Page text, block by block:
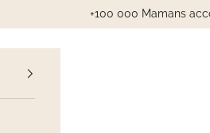
+100 000 Mamans